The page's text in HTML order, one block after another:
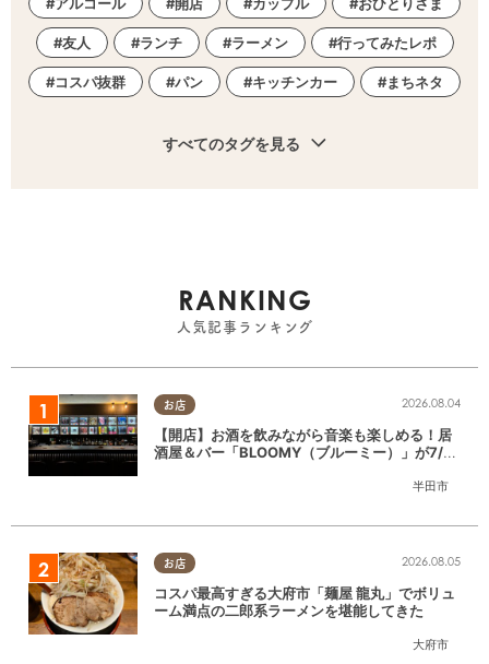
友人 ランチ ラーメン 行ってみたレポ
コスパ抜群 パン キッチンカー まちネタ
すべてのタグを見る
RANKING
人気記事ランキング
お店
半田市
2026.08.04
【開店】お酒を飲みながら音楽も楽しめる！居
酒屋＆バー「BLOOMY（ブルーミー）」が7/3
お店
大府市
2026.08.05
コスパ最高すぎる大府市「麺屋 龍丸」でボリュ
ーム満点の二郎系ラーメンを堪能してきた